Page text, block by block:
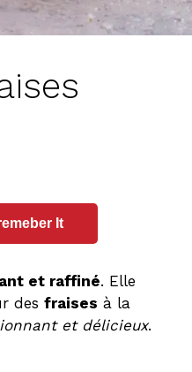
It
et raffiné. Elle
des fraises à la
et délicieux.